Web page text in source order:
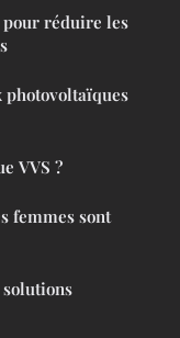
réduire les
photovoltaïques
VVS ?
femmes sont